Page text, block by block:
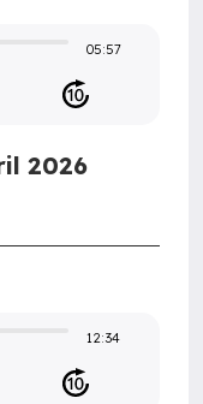
05:57
2026
12:34